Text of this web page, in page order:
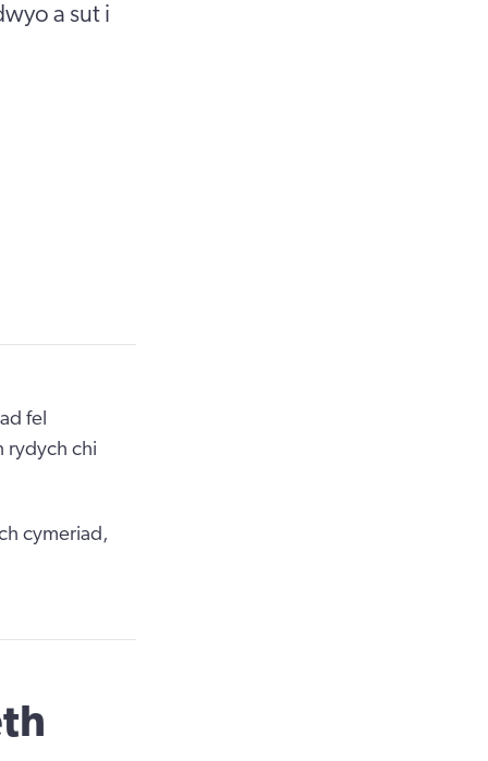
a sut i
fel
rydych chi
cymeriad,